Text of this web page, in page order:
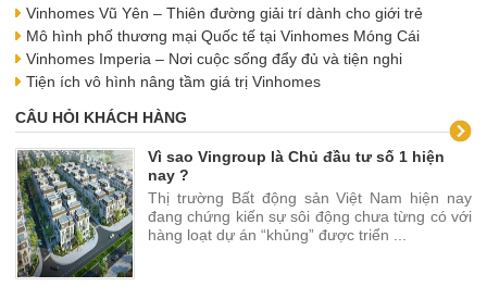
Vinhomes Vũ Yên – Thiên đường giải trí dành cho giới trẻ
Mô hình phố thương mại Quốc tế tại Vinhomes Móng Cái
Vinhomes Imperia – Nơi cuộc sống đẩy đủ và tiện nghi
Tiện ích vô hình nâng tầm giá trị Vinhomes
CÂU HỎI KHÁCH HÀNG
Vì sao Vingroup là Chủ đầu tư số 1 hiện
nay ?
Thị trường Bất động sản Việt Nam hiện nay
đang chứng kiến sự sôi động chưa từng có với
hàng loạt dự án “khủng” được triển ...